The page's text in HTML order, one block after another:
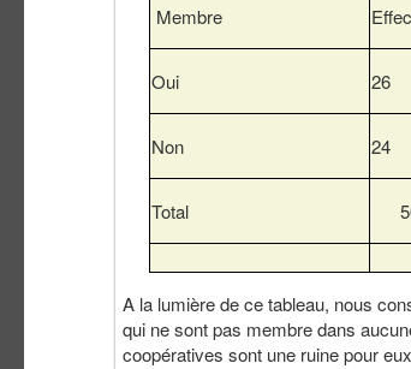
Membre
Oui 26
Non 24
Total
A la lumière de ce tableau, nous
qui ne sont pas membre dans
coopératives sont une ruine pour